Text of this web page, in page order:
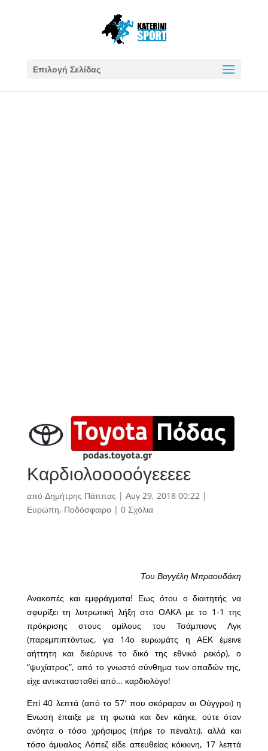
Επιλογή Σελίδας
Καρδιολοοοοόγεεεεε
από Δημήτρης Πάππας | Αυγ 29, 2018 00:22|
Ευρώπη, Ποδόσφαιρο| 0 Σχόλια
Του Βαγγέλη Μπραουδάκη
Ανακοπές και εμφράγματα! Εως ότου ο διαιτητής να
σφυρίξει τη λυτρωτική λήξη στο ΟΑΚΑ με το 1-1 της
πρόκρισης στους ομίλους του Τσάμπιονς Λγκ
(παρεμπιπτόντως, για 14ο ευρωμάτς η ΑΕΚ έμεινε
αήττητη και διεύρυνε το δικό της εθνικό ρεκόρ), ο
“ψυχίατρος”, από το γνωστό σύνθημα των οπαδών της,
είχε αντικατασταθεί από… καρδιολόγο!
Επί 40 λεπτά (από το 57′ που σκόραραν οι Ούγγροι) η
Ενωση έπαιξε με τη φωτιά και δεν κάηκε, ούτε όταν
ανόητα ο τόσο χρήσιμος (πήρε το πέναλτι), αλλά και
τόσο άμυαλος Λόπεζ είδε απευθείας κόκκινη, 17 λεπτά